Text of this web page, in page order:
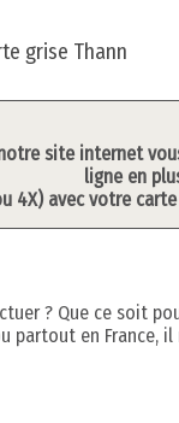
grise Thann
notre site internet
ligne en
4X) avec votre
? Que ce soit
partout en France,